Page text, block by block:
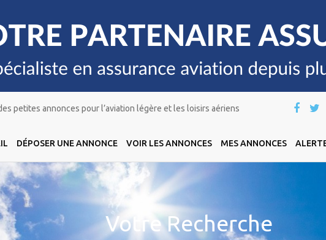
petites annonces pour l’aviation légère et les loisirs aériens
DÉPOSER UNE ANNONCE VOIR LES ANNONCES MES ANNONCES
Votre Recherche